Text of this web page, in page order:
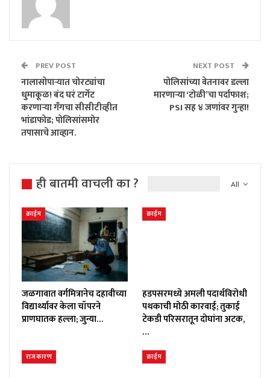
PREV POST
नालासोपाऱ्यात चोरट्यांचा
धुमाकूळ! बंद घरं टार्गेट
करणाऱ्या गॅंगचा सीसीटीव्हीत
भांडाफोड; पोलिसांसमोर
तपासाचे आव्हान.
NEXT POST
पोलिसांच्या वेतनावर डल्ला
मारणाऱ्या ‘टोळी’चा पर्दाफाश;
PSI सह ४ जणांवर गुन्हा!
All
ही बातमी वाचली का ?
क्राईम
जळगावात वर्गमित्रानेच दहावीच्या
विद्यार्थ्यावर केला चॉपरने
प्राणघातक हल्ला; जुन्या…
क्राईम
हडपसरमध्ये अमली पदार्थविरोधी
पथकाची मोठी कारवाई; तुकाई
टेकडी परिसरातून दोघांना अटक,
…
राजकारण क्राईम